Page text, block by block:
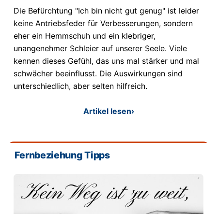
Die Befürchtung "Ich bin nicht gut genug" ist leider
keine Antriebsfeder für Verbesserungen, sondern
eher ein Hemmschuh und ein klebriger,
unangenehmer Schleier auf unserer Seele. Viele
kennen dieses Gefühl, das uns mal stärker und mal
schwächer beeinflusst. Die Auswirkungen sind
unterschiedlich, aber selten hilfreich.
Artikel lesen›
Fernbeziehung Tipps